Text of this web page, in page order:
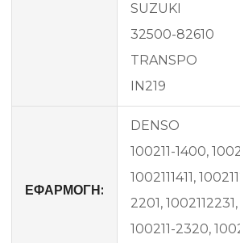
SUZUKI
32500-82610
TRANSPO
IN219
ΕΦΑΡΜΟΓΗ:
DENSO
100211-1400,
1002111411,
2201,
100211-2320,